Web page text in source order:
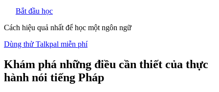
Bắt đầu học
Cách hiệu quả nhất để học một ngôn ngữ
Dùng thử Talkpal miễn phí
Khám phá những điều cần thiết của thực
hành nói tiếng Pháp